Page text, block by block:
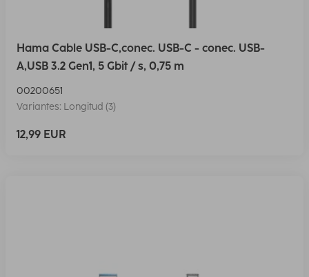
Hama Cable USB-C,conec. USB-C - conec. USB-
A,USB 3.2 Gen1, 5 Gbit / s, 0,75 m
00200651
Variantes: Longitud (3)
12,99 EUR